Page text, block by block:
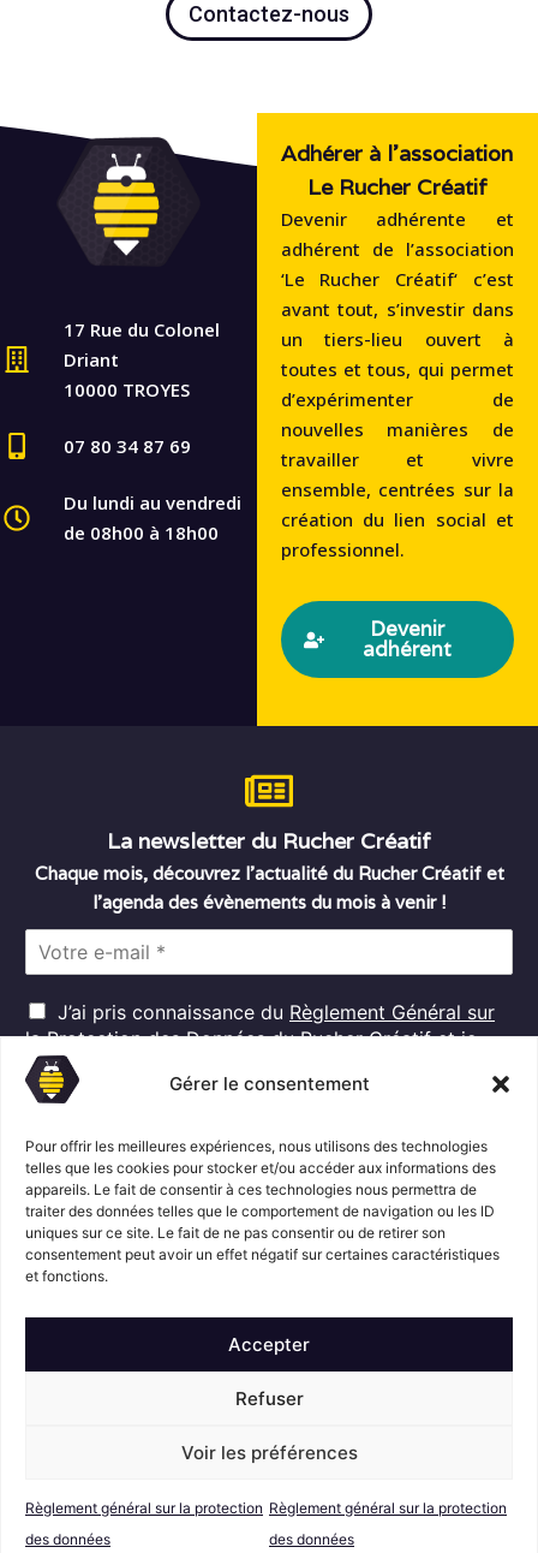
Gérer le consentement
Pour offrir les meilleures expériences, nous utilisons des technologies
telles que les cookies pour stocker et/ou accéder aux informations des
appareils. Le fait de consentir à ces technologies nous permettra de
traiter des données telles que le comportement de navigation ou les ID
uniques sur ce site. Le fait de ne pas consentir ou de retirer son
consentement peut avoir un effet négatif sur certaines caractéristiques
et fonctions.
Accepter
Refuser
Voir les préférences
Règlement général sur la protection
des données
Règlement général sur la protection
des données
Contactez-nous
17 Rue du Colonel
Driant
10000 TROYES
07 80 34 87 69
Du lundi au vendredi
de 08h00 à 18h00
Adhérer à l'association
Le Rucher Créatif
Devenir adhérente et
adhérent de l’association
‘Le Rucher Créatif‘ c’est
avant tout, s’investir dans
un tiers-lieu ouvert à
toutes et tous, qui permet
d’expérimenter de
nouvelles manières de
travailler et vivre
ensemble, centrées sur la
création du lien social et
professionnel.
Devenir
adhérent
La newsletter du Rucher Créatif
Chaque mois, découvrez l’actualité du Rucher Créatif et
l’agenda des évènements du mois à venir !
l
*
R
G
D
P
J’ai pris connaissance du Règlement Général sur
la Protection des Donnéesdu Rucher Créatif et je
consens au traitement de mes données personnelles
dans ces conditions.*
S'abonner
Suivez l'actualité du Rucher créatif
Créatif
Mentions légales
Conditions générales de vente RGPD